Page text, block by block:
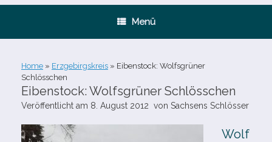
Menü
Home » Erzgebirgskreis » Eibenstock: Wolfsgrüner
Schlösschen
Eibenstock: Wolfsgrüner Schlösschen
Veröffentlicht am 8. August 2012 von Sachsens Schlösser
Wolf